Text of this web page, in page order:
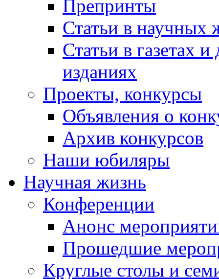
Препринты
Статьи в научных
Статьи в газетах
изданиях
Проекты, конкурсы
Объявления о
Архив конкурсов
Наши юбиляры
Научная жизнь
Конференции
Анонс
Прошедшие
Круглые столы и